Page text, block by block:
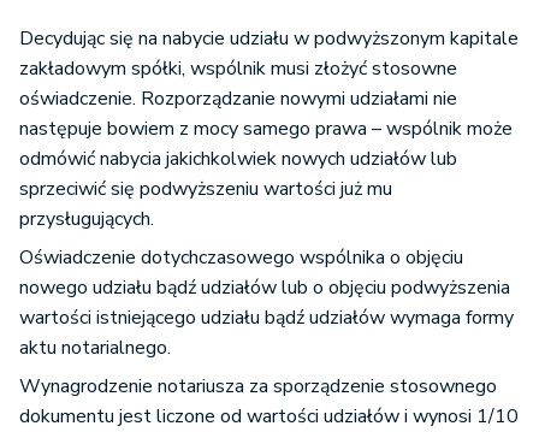
Decydując się na nabycie udziału w podwyższonym kapitale
zakładowym spółki, wspólnik musi złożyć stosowne
oświadczenie. Rozporządzanie nowymi udziałami nie
następuje bowiem z mocy samego prawa – wspólnik może
odmówić nabycia jakichkolwiek nowych udziałów lub
sprzeciwić się podwyższeniu wartości już mu
przysługujących.
Oświadczenie dotychczasowego wspólnika o objęciu
nowego udziału bądź udziałów lub o objęciu podwyższenia
wartości istniejącego udziału bądź udziałów wymaga formy
aktu notarialnego.
Wynagrodzenie notariusza za sporządzenie stosownego
dokumentu jest liczone od wartości udziałów i wynosi 1/10